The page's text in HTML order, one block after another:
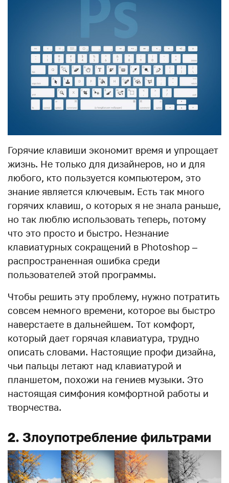
Горячие клавиши экономит время и упрощает
жизнь. Не только для дизайнеров, но и для
любого, кто пользуется компьютером, это
знание является ключевым. Есть так много
горячих клавиш, о которых я не знала раньше,
но так люблю использовать теперь, потому
что это просто и быстро. Незнание
клавиатурных сокращений в Photoshop ­–
распространенная ошибка среди
пользователей этой программы.
Чтобы решить эту проблему, нужно потратить
совсем немного времени, которое вы быстро
наверстаете в дальнейшем. Тот комфорт,
который дает горячая клавиатура, трудно
описать словами. Настоящие профи дизайна,
чьи пальцы летают над клавиатурой и
планшетом, похожи на гениев музыки. Это
настоящая симфония комфортной работы и
творчества.
2. Злоупотребление фильтрами